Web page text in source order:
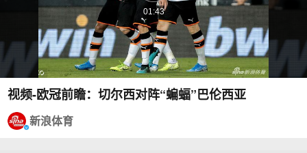
01:43
视频-欧冠前瞻：切尔西对阵“蝙蝠”巴伦西亚
新浪体育